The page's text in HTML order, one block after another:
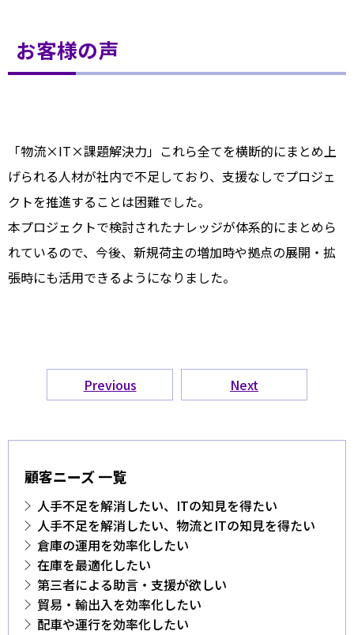
お客様の声
「物流×IT×課題解決力」これら全てを横断的にまとめ上
げられる人材が社内で不足しており、支援なしでプロジェ
クトを推進することは困難でした。
本プロジェクトで検討されたナレッジが体系的にまとめら
れているので、今後、新規荷主の増加時や拠点の展開・拡
張時にも活用できるようになりました。
Previous Next
顧客ニーズ 一覧
人手不足を解消したい、ITの知見を得たい
人手不足を解消したい、物流とITの知見を得たい
倉庫の運用を効率化したい
在庫を最適化したい
第三者による助言・支援が欲しい
貿易・輸出入を効率化したい
配車や運行を効率化したい